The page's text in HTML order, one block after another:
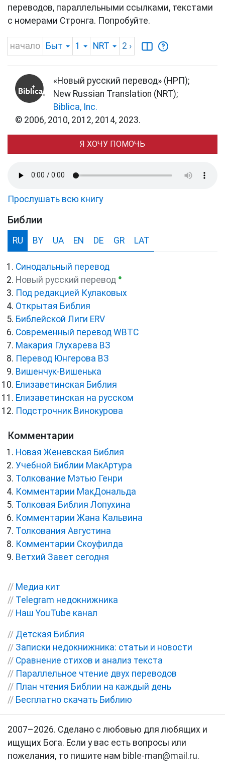
переводов, параллельными ссылками, текстами
с номерами Стронга. Попробуйте.
начало Быт 1 NRT 2 ›
«Новый русский перевод» (НРП);
New Russian Translation (NRT);
Biblica, Inc.
© 2006, 2010, 2012, 2014, 2023.
Я ХОЧУ ПОМОЧЬ
Прослушать всю книгу
Библии
RU BY UA EN DE GR LAT
Синодальный перевод
Новый русский перевод ●
Под редакцией Кулаковых
Открытая Библия
Библейской Лиги ERV
Cовременный перевод WBTC
Макария Глухарева ВЗ
Перевод Юнгерова ВЗ
Вишенчук-Вишенька
Елизаветинская Библия
Елизаветинская на русском
Подстрочник Винокурова
Комментарии
Новая Женевская Библия
Учебной Библии МакАртура
Толкование Мэтью Генри
Комментарии МакДональда
Толковая Библия Лопухина
Комментарии Жана Кальвина
Толкования Августина
Комментарии Скоуфилда
Ветхий Завет сегодня
// Медиа кит
// Telegram недокнижника
// Наш YouTube канал
// Детская Библия
// Записки недокнижника: статьи и новости
// Сравнение стихов и анализ текста
// Параллельное чтение двух переводов
// План чтения Библии на каждый день
// Бесплатно скачать Библию
2007–2026. Сделано с любовью для любящих и
ищущих Бога. Если у вас есть вопросы или
пожелания, то пишите нам bible-man@mail.ru.